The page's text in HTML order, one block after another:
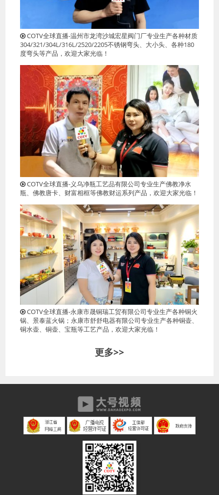
COTV全球直播-温州市龙湾沙城宏星阀门厂专业生产各种材质
304/321/304L/316L/2520/2205不锈钢弯头、大小头、各种180
度弯头等产品，欢迎大家光临！
COTV全球直播-义乌净瓶工艺品有限公司专业生产佛教净水
瓶、佛教唐卡、财富相框等佛教财运系列产品，欢迎大家光临！
COTV全球直播-永康市晟铜瑞工贸有限公司专业生产各种铜火
锅、景泰蓝火锅；永康市舒舒电器有限公司专业生产各种铜壶、
铜水壶、铜壶、宝瓶等工艺产品，欢迎大家光临！
更多>>